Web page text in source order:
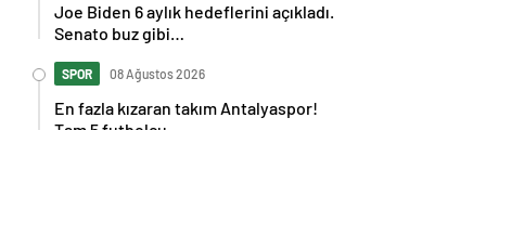
Joe Biden 6 aylık hedeflerini açıkladı.
Senato buz gibi…
SPOR 08 Ağustos 2026
En fazla kızaran takım Antalyaspor!
Tam 5 futbolcu….